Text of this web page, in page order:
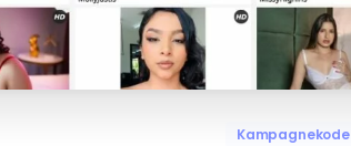
Kampagnekode